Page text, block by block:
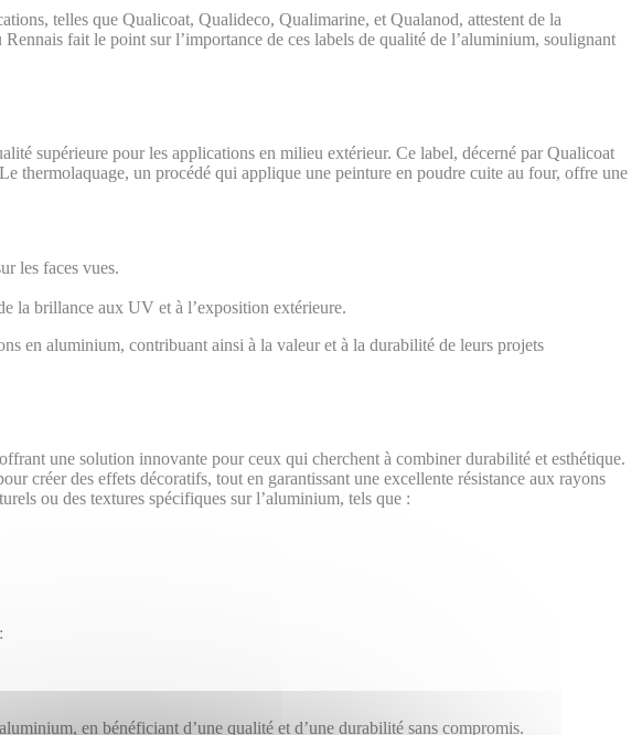
telles que Qualicoat, Qualideco, Qualimarine, et Qualanod, attestent de la
fait le point sur l’importance de ces labels de qualité de l’aluminium, soulignant
supérieure pour les applications en milieu extérieur. Ce label, décerné par Qualicoat
thermolaquage, un procédé qui applique une peinture en poudre cuite au four, offre une
les faces vues.
la brillance aux UV et à l’exposition extérieure.
en aluminium, contribuant ainsi à la valeur et à la durabilité de leurs projets
une solution innovante pour ceux qui cherchent à combiner durabilité et esthétique.
créer des effets décoratifs, tout en garantissant une excellente résistance aux rayons
ou des textures spécifiques sur l’aluminium, tels que :
en bénéficiant d’une qualité et d’une durabilité sans compromis.